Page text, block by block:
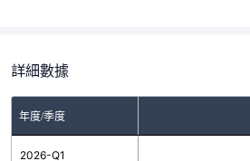
詳細數據
年度/季度
2026-Q1